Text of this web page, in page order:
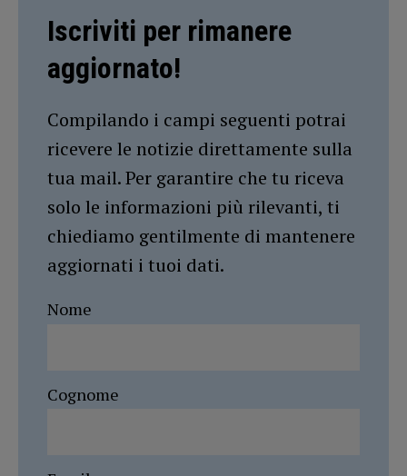
Iscriviti per rimanere
aggiornato!
Compilando i campi seguenti potrai
ricevere le notizie direttamente sulla
tua mail. Per garantire che tu riceva
solo le informazioni più rilevanti, ti
chiediamo gentilmente di mantenere
aggiornati i tuoi dati.
Nome
Cognome